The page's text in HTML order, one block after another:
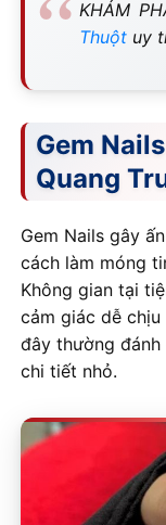
KHÁM
Thuột uy
Gem
Quang
Gem Nails gây
cách làm móng
Không gian tại
cảm giác dễ
đây thường
chi tiết nhỏ.